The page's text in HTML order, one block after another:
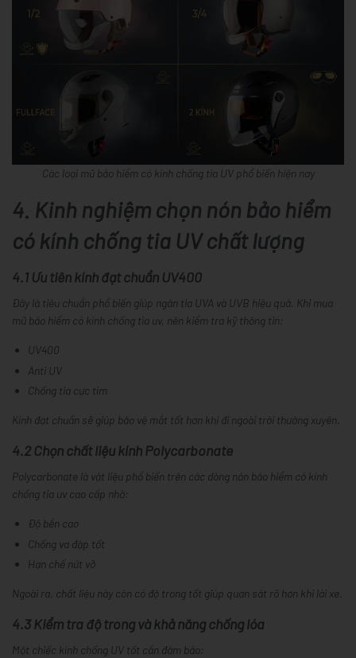
Các loại mũ bảo hiểm có kính chống tia UV phổ biến hiện nay
4. Kinh nghiệm chọn nón bảo hiểm
có kính chống tia UV chất lượng
4.1 Ưu tiên kính đạt chuẩn UV400
Đây là tiêu chuẩn phổ biến giúp ngăn tia UVA và UVB hiệu quả. Khi mua
mũ bảo hiểm có kính chống tia uv, nên kiểm tra kỹ thông tin:
UV400
Anti UV
Chống tia cực tím
Kính đạt chuẩn sẽ giúp bảo vệ mắt tốt hơn khi đi ngoài trời thường xuyên.
4.2 Chọn chất liệu kính Polycarbonate
Polycarbonate là vật liệu phổ biến trên các dòng nón bảo hiểm có kính
chống tia uv cao cấp nhờ:
Độ bền cao
Chống va đập tốt
Hạn chế nứt vỡ
Ngoài ra, chất liệu này còn có độ trong tốt giúp quan sát rõ hơn khi lái xe.
4.3 Kiểm tra độ trong và khả năng chống lóa
Một chiếc kính chống UV tốt cần đảm bảo: